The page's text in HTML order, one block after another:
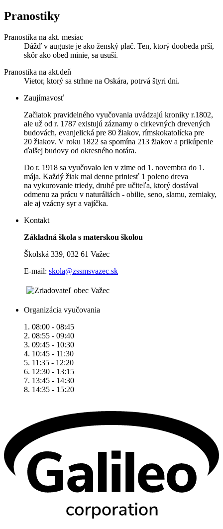
Pranostiky
Pranostika na akt. mesiac
Dážď v auguste je ako ženský plač. Ten, ktorý doobeda prší,
skôr ako obed minie, sa usuší.
Pranostika na akt.deň
Vietor, ktorý sa strhne na Oskára, potrvá štyri dni.
Zaujímavosť
Začiatok pravidelného vyučovania uvádzajú kroniky r.1802,
ale už od r. 1787 existujú záznamy o cirkevných drevených
budovách, evanjelická pre 80 žiakov, rímskokatolícka pre
20 žiakov. V roku 1822 sa spomína 213 žiakov a prikúpenie
ďalšej budovy od okresného notára.
Do r. 1918 sa vyučovalo len v zime od 1. novembra do 1.
mája. Každý žiak mal denne priniesť 1 poleno dreva
na vykurovanie triedy, druhé pre učiteľa, ktorý dostával
odmenu za prácu v naturáliách - obilie, seno, slamu, zemiaky,
ale aj vzácny syr a vajíčka.
Kontakt
Základná škola s materskou školou
Školská 339, 032 61 Važec
E-mail: skola@zssmsvazec.sk
Organizácia vyučovania
1. 08:00 - 08:45
2. 08:55 - 09:40
3. 09:45 - 10:30
4. 10:45 - 11:30
5. 11:35 - 12:20
6. 12:30 - 13:15
7. 13:45 - 14:30
8. 14:35 - 15:20